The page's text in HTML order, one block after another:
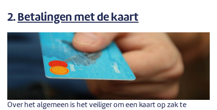
2. Betalingen met de kaart
Over het algemeen is het veiliger om een kaart op zak te